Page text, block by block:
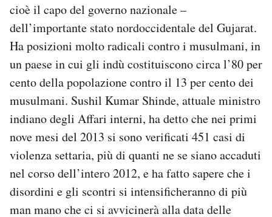
cioè il capo del governo nazionale –
dell’importante stato nordoccidentale del Gujarat.
Ha posizioni molto radicali contro i musulmani, in
un paese in cui gli indù costituiscono circa l’80 per
cento della popolazione contro il 13 per cento dei
musulmani. Sushil Kumar Shinde, attuale ministro
indiano degli Affari interni, ha detto che nei primi
nove mesi del 2013 si sono verificati 451 casi di
violenza settaria, più di quanti ne se siano accaduti
nel corso dell’intero 2012, e ha fatto sapere che i
disordini e gli scontri si intensificheranno di più
man mano che ci si avvicinerà alla data delle